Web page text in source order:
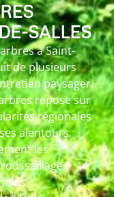
SALLES
à Saint-
de plusieurs
paysager.
repose sur
régionales
alentours.
les